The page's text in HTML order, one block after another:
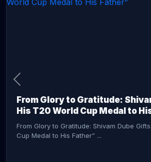
From Glory to Gratitude:
His T20 World Cup Medal to
From Glory to Gratitude: Shivam Dube
Cup Medal to His Father” ...